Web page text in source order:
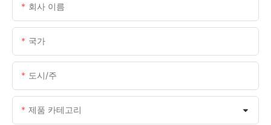
회사 이름
국가
도시/주
제품 카테고리